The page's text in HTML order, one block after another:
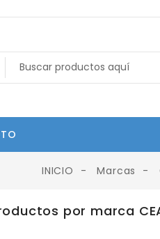
INICIO Marcas
por marca